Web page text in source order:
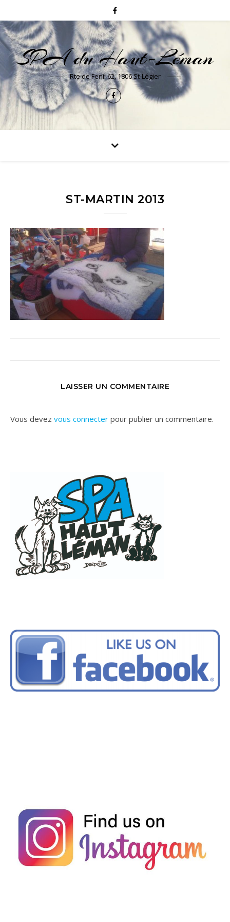
SPA du Haut-Léman
Rte de Fenil 62, 1806 St-Légier
ST-MARTIN 2013
LAISSER UN COMMENTAIRE
Vous devez vous connecter pour publier un commentaire.